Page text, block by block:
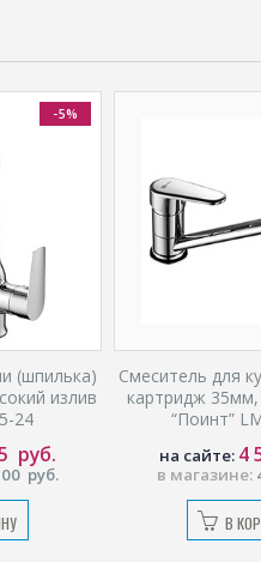
-5%
(шпилька)
излив
24
руб.
руб.
Смеситель для
картридж
“Поинт”
в магазине:
на сайте: 4
В